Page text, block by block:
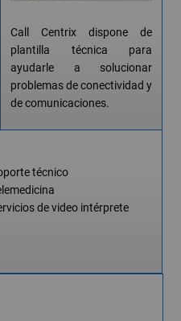
Call Centrix dispone de
plantilla técnica para
ayudarle a solucionar
problemas de conectividad y
de comunicaciones.
técnico
de video intérprete